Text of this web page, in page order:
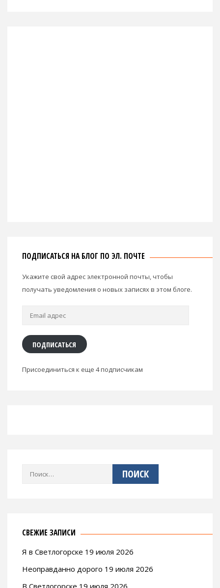
ПОДПИСАТЬСЯ НА БЛОГ ПО ЭЛ. ПОЧТЕ
Укажите свой адрес электронной почты, чтобы
получать уведомления о новых записях в этом блоге.
Email
ПОДПИСАТЬСЯ
Присоединиться к еще 4 подписчикам
Найти:
СВЕЖИЕ ЗАПИСИ
Я в Светлогорске 19 июля 2026
Неоправданно дорого 19 июля 2026